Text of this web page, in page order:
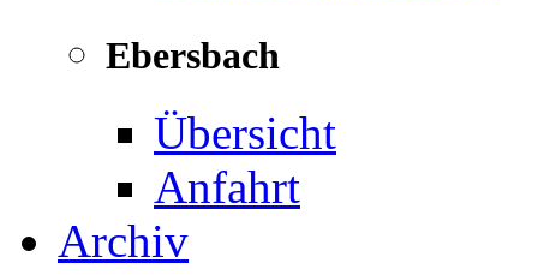
Ebersbach
Übersicht
Anfahrt
Archiv